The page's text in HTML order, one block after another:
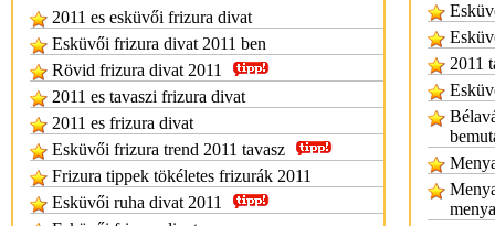
2011 es esküvői frizura divat
Esküvői frizura divat 2011 ben
Rövid frizura divat 2011
2011 es tavaszi frizura divat
2011 es frizura divat
Esküvői frizura trend 2011 tavasz
Frizura tippek tökéletes frizurák 2011
Esküvői ruha divat 2011
2011